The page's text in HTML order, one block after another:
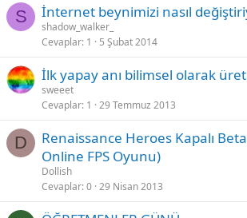
S İnternet beynimizi nasıl
shadow_walker_
Cevaplar 1 5 Şubat 2014
İlk yapay anı bilimsel olarak
sweeet
Cevaplar 1 29 Temmuz 2013
D
Renaissance Heroes Kapalı
Online FPS Oyunu)
Dollish
Cevaplar 0 29 Nisan 2013